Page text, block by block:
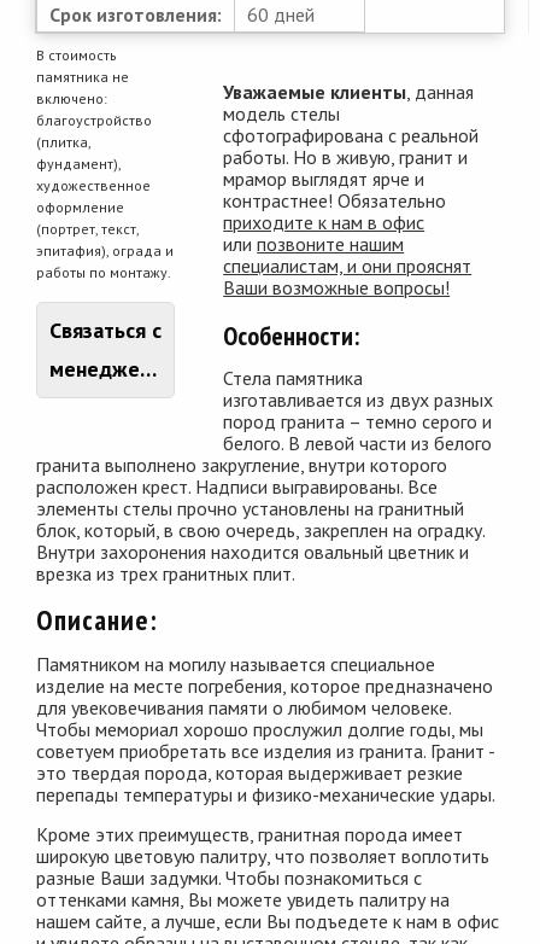
Срок изготовления:
60 дней
В стоимость
памятника не
включено:
благоустройство
(плитка,
фундамент),
художественное
оформление
(портрет, текст,
эпитафия), ограда и
работы по монтажу.
Связаться с
менеджером
Уважаемые клиенты , данная
модель стелы
сфотографирована с реальной
работы. Но в живую, гранит и
мрамор выглядят ярче и
контрастнее! Обязательно
приходите к нам в офис
илипозвоните нашим
специалистам, и они прояснят
Ваши возможные вопросы!
Особенности:
Стела памятника
изготавливается из двух разных
пород гранита – темно серого и
белого. В левой части из белого
гранита выполнено закругление, внутри которого
расположен крест. Надписи выгравированы. Все
элементы стелы прочно установлены на гранитный
блок, который, в свою очередь, закреплен на оградку.
Внутри захоронения находится овальный цветник и
врезка из трех гранитных плит.
Описание:
Памятником на могилу называется специальное
изделие на месте погребения, которое предназначено
для увековечивания памяти о любимом человеке.
Чтобы мемориал хорошо прослужил долгие годы, мы
советуем приобретать все изделия из гранита. Гранит -
это твердая порода, которая выдерживает резкие
перепады температуры и физико-механические удары.
Кроме этих преимуществ, гранитная порода имеет
широкую цветовую палитру, что позволяет воплотить
разные Ваши задумки. Чтобы познакомиться с
оттенками камня, Вы можете увидеть палитру на
нашем сайте, а лучше, если Вы подъедете к нам в офис